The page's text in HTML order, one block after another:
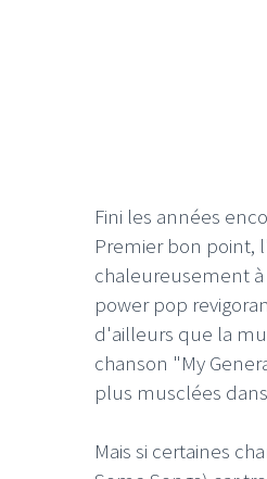
Fini les années
Premier bon point,
chaleureusement
power pop
d'ailleurs que la
chanson "My
plus musclées
Mais si certaines